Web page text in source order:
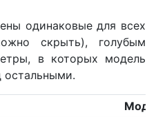
одинаковые для всех
скрыть), голубым
в которых модель
остальными.